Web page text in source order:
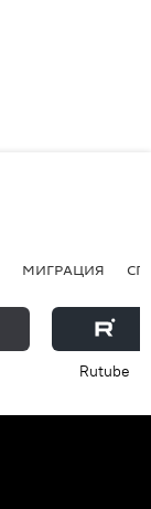
МИГРАЦИЯ
Rutube